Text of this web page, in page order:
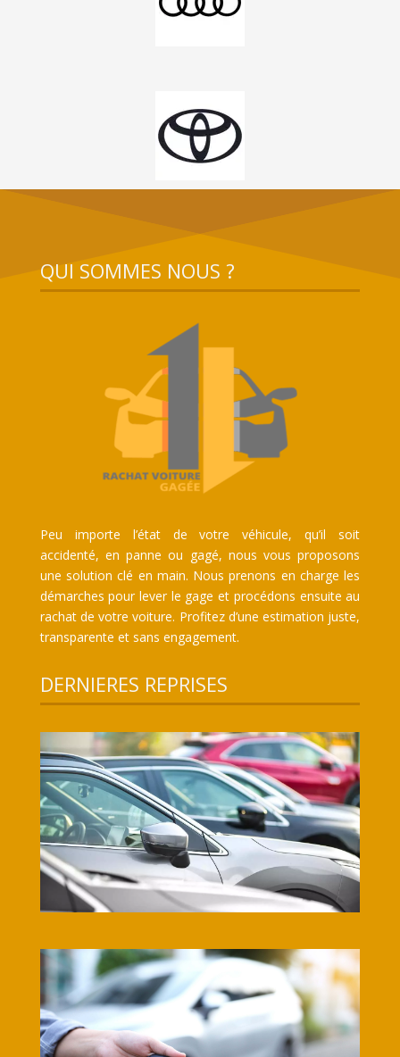
QUI SOMMES NOUS ?
Peu importe l’état de votre véhicule, qu’il soit
accidenté, en panne ou gagé, nous vous proposons
une solution clé en main. Nous prenons en charge les
démarches pour lever le gage et procédons ensuite au
rachat de votre voiture. Profitez d’une estimation juste,
transparente et sans engagement.
DERNIERES REPRISES